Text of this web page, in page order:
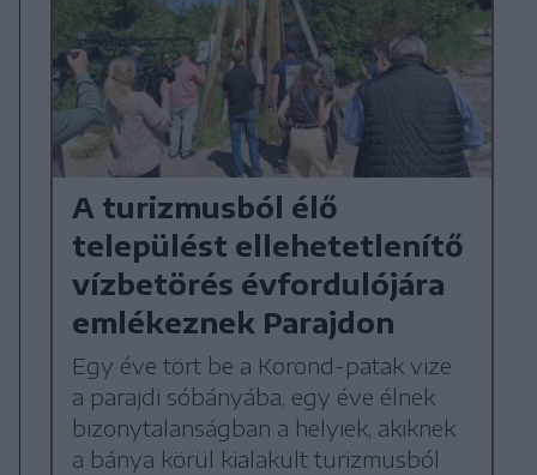
A turizmusból élő
települést ellehetetlenítő
vízbetörés évfordulójára
emlékeznek Parajdon
Egy éve tört be a Korond-patak vize
a parajdi sóbányába, egy éve élnek
bizonytalanságban a helyiek, akiknek
a bánya körül kialakult turizmusból